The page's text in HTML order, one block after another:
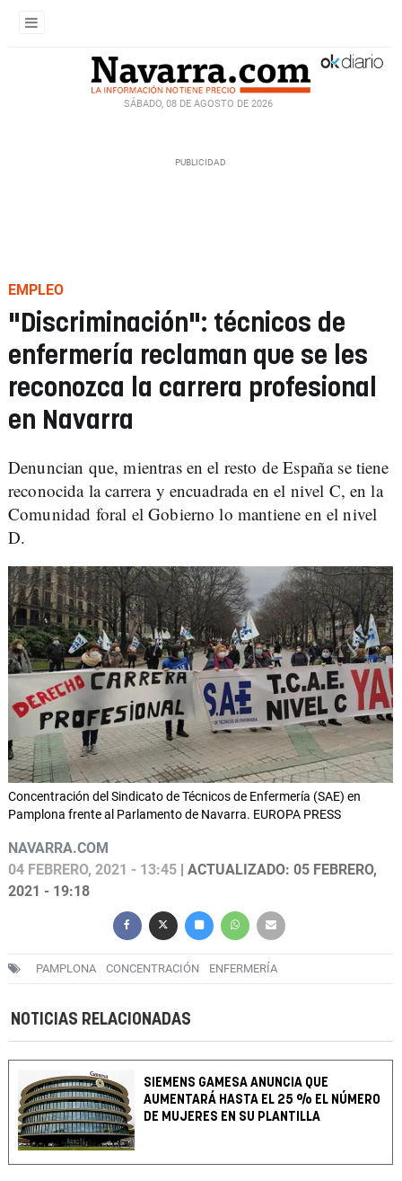
SÁBADO, 08 DE AGOSTO DE 2026
EMPLEO
"Discriminación": técnicos de
enfermería reclaman que se les
reconozca la carrera profesional
en Navarra
Denuncian que, mientras en el resto de España se tiene
reconocida la carrera y encuadrada en el nivel C, en la
Comunidad foral el Gobierno lo mantiene en el nivel
D.
Concentración del Sindicato de Técnicos de Enfermería (SAE) en
Pamplona frente al Parlamento de Navarra. EUROPA PRESS
NAVARRA.COM
04 FEBRERO, 2021 - 13:45 | ACTUALIZADO: 05 FEBRERO,
2021 - 19:18
PAMPLONA CONCENTRACIÓN ENFERMERÍA
NOTICIAS RELACIONADAS
SIEMENS GAMESA ANUNCIA QUE
AUMENTARÁ HASTA EL 25 % EL NÚMERO
DE MUJERES EN SU PLANTILLA